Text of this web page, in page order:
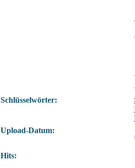
Schlüsselwörter:
Upload-Datum:
Hits: